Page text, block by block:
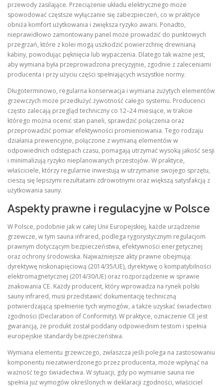
przewody zasilające. Przeciążenie układu elektrycznego może
spowodować częstsze wyłączanie się zabezpieczeń, co w praktyce
obniża komfort użytkowania i zwiększa ryzyko awarii. Ponadto,
nieprawidłowo zamontowany panel może prowadzić do punktowych
przegrzań, które z kolei mogą uszkodzić powierzchnię drewnianą
kabiny, powodując pęknięcia lub wypaczenia. Dlatego tak ważne jest,
aby wymiana była przeprowadzona precyzyjnie, zgodnie z zaleceniami
producenta i przy użyciu części spełniających wszystkie normy.
Długoterminowo, regularna konserwacja i wymiana zużytych elementów
grzewczych może przedłużyć żywotność całego systemu. Producenci
często zalecają przegląd techniczny co 12–24 miesiące, w trakcie
którego można ocenić stan paneli, sprawdzić połączenia oraz
przeprowadzić pomiar efektywności promieniowania. Tego rodzaju
działania prewencyjne, połączone z wymianą elementów w
odpowiednich odstępach czasu, pomagają utrzymać wysoką jakość sesji
i minimalizują ryzyko nieplanowanych przestojów. W praktyce,
właściciele, którzy regularnie inwestują w utrzymanie swojego sprzętu,
cieszą się lepszymi rezultatami zdrowotnymi oraz większą satysfakcją z
użytkowania sauny.
Aspekty prawne i regulacyjne w Polsce
W Polsce, podobnie jak w całej Unii Europejskiej, każde urządzenie
grzewcze, w tym sauna infrared, podlega rygorystycznym regulacjom
prawnym dotyczącym bezpieczeństwa, efektywności energetycznej
oraz ochrony środowiska. Najważniejsze akty prawne obejmują:
dyrektywę niskonapięciową (2014/35/UE), dyrektywę o kompatybilności
elektromagnetycznej (2014/30/UE) oraz rozporządzenie w sprawie
znakowania CE. Każdy producent, który wprowadza na rynek polski
sauny infrared, musi przedstawić dokumentację techniczną
potwierdzającą spełnienie tych wymogów, a także uzyskać świadectwo
zgodności (Declaration of Conformity). W praktyce, oznaczenie CE jest
gwarancją, że produkt został poddany odpowiednim testom i spełnia
europejskie standardy bezpieczeństwa.
Wymiana elementu grzewczego, zwłaszcza jeśli polega na zastosowaniu
komponentu niezatwierdzonego przez producenta, może wpłynąć na
ważność tego świadectwa. W sytuacji, gdy po wymianie sauna nie
spełnia już wymogów określonych w deklaracji zgodności, właściciel